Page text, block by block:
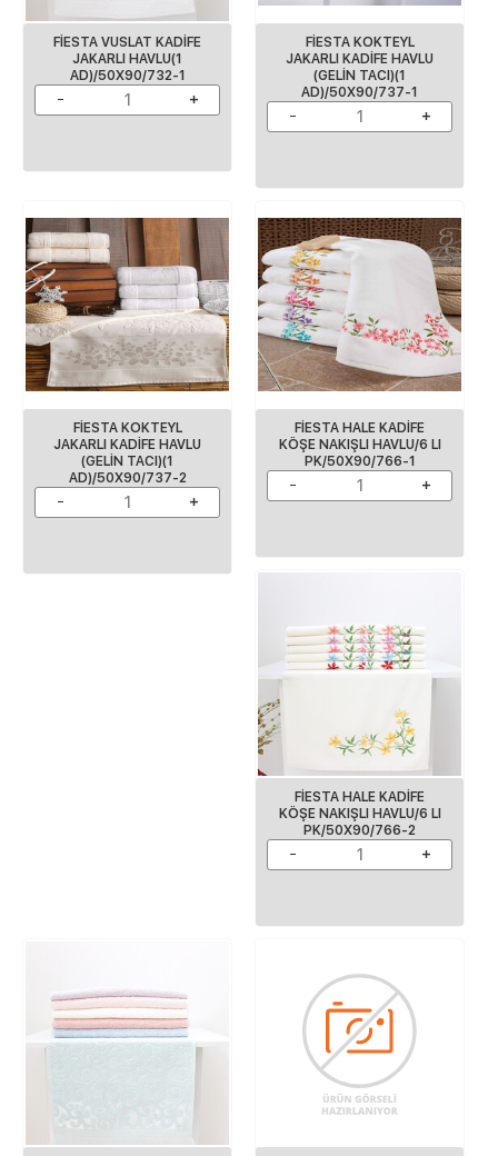
FİESTA VUSLAT KADİFE
JAKARLI HAVLU(1
AD)/50X90/732-1
FİESTA KOKTEYL
JAKARLI KADİFE HAVLU
(GELİN TACI)(1
AD)/50X90/737-1
FİESTA KOKTEYL
JAKARLI KADİFE HAVLU
(GELİN TACI)(1
AD)/50X90/737-2
FİESTA HALE KADİFE
KÖŞE NAKIŞLI HAVLU/6 LI
PK/50X90/766-1
FİESTA HALE KADİFE
KÖŞE NAKIŞLI HAVLU/6 LI
PK/50X90/766-2